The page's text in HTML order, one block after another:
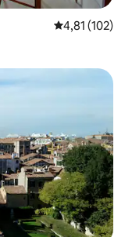
Gemiddelde
4,81 (102)